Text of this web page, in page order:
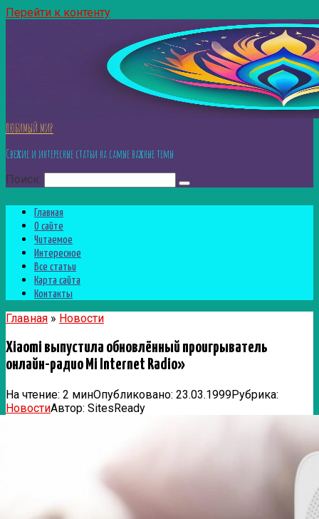
Перейти к контенту
ЛЮБИМЫЙ МИР
Свежие и интересные статьи на самые важные темы
Поиск:
Главная
О сайте
Читаемое
Интересное
Все статьи
Карта сайта
Контакты
Главная » Новости
Xiaomi выпустила обновлённый проигрыватель
онлайн-радио Mi Internet Radio»
На чтение: 2 минОпубликовано: 23.03.1999Рубрика:
НовостиАвтор: SitesReady